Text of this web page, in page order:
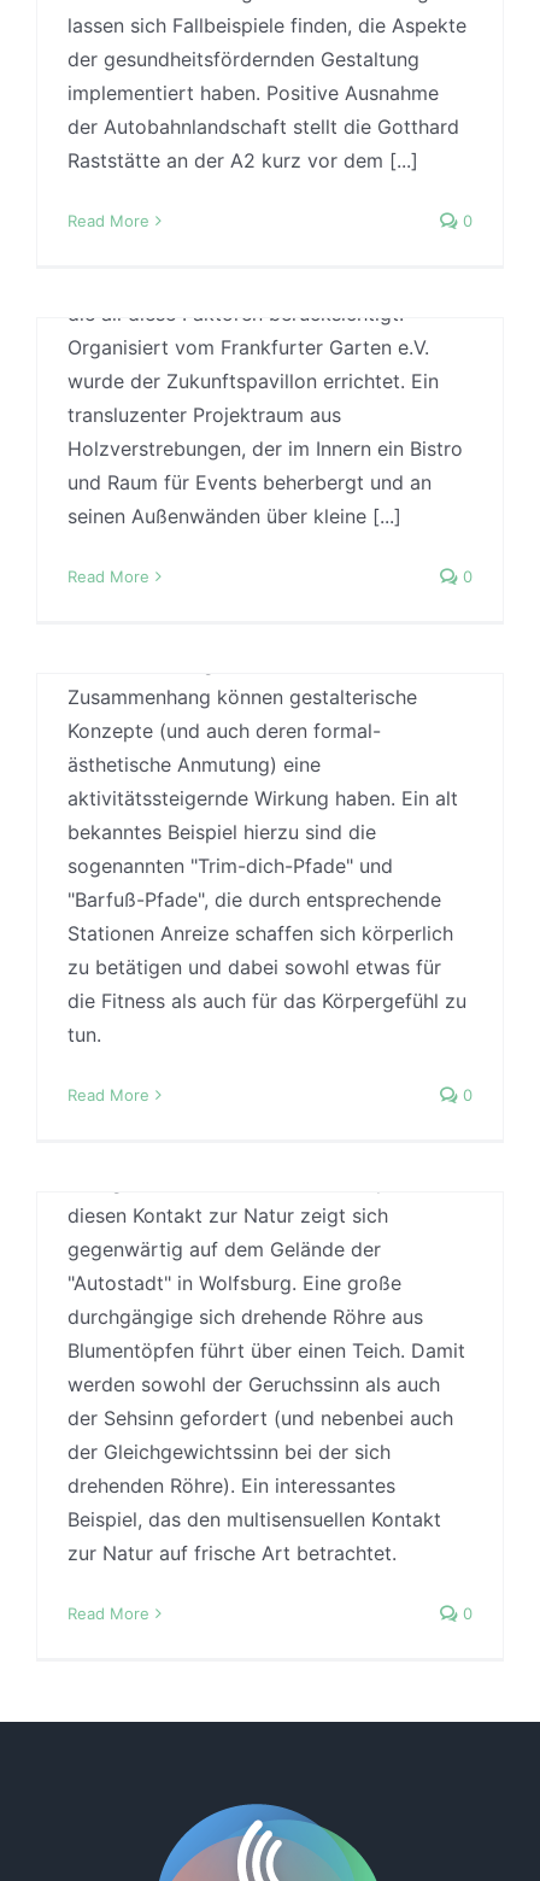
lassen sich Fallbeispiele finden, die Aspekte
der gesundheitsfördernden Gestaltung
implementiert haben. Positive Ausnahme
der Autobahnlandschaft stellt die Gotthard
Raststätte an der A2 kurz vor dem [...]
Read More 0
Meist geht es darum Stress zu reduzieren,
Sozialität zu fördern und das Gefühl von
Sinnhaftigkeit und Verstehbarkeit im Sinne
der Salutogenese (bzw. des sogenannten
durch die frankfurter Innenstadt läuft wird
auf dem Goetheplatz auf ein Konzept
die all diese Faktoren berücksichtigt.
Organisiert vom Frankfurter Garten e.V.
wurde der Zukunftspavillon errichtet. Ein
transluzenter Projektraum aus
Holzverstrebungen, der im Innern ein Bistro
und Raum für Events beherbergt und an
seinen Außenwänden über kleine [...]
Read More 0
Aktivität
ByJonas | 20 May, 2016 | Aktivitätssteigerung,
Studies ,Praxis
Barfuß-Pfad mit Trimm-dich-Elementen in
der rheinlandpfälzischen Kleinstadt Bad
Sobernheim Gesundheitsfördernde
Gestaltung kann im öffentlichen Raum vor
Zusammenhang können gestalterische
Konzepte (und auch deren formal-
ästhetische Anmutung) eine
aktivitätssteigernde Wirkung haben. Ein alt
bekanntes Beispiel hierzu sind die
sogenannten "Trim-dich-Pfade" und
"Barfuß-Pfade", die durch entsprechende
Stationen Anreize schaffen sich körperlich
zu betätigen und dabei sowohl etwas für
die Fitness als auch für das Körpergefühl zu
tun.
Read More 0
Natur für alle Sinne
ByJonas | 17 May, 2016 | Biophilic Design,Case
Studies,Praxis
Ein aktueller Ansatz der
gesundheitsfördernden Gestaltung basiert
diesen Kontakt zur Natur zeigt sich
gegenwärtig auf dem Gelände der
"Autostadt" in Wolfsburg. Eine große
durchgängige sich drehende Röhre aus
Blumentöpfen führt über einen Teich. Damit
werden sowohl der Geruchssinn als auch
der Sehsinn gefordert (und nebenbei auch
der Gleichgewichtssinn bei der sich
drehenden Röhre). Ein interessantes
Beispiel, das den multisensuellen Kontakt
zur Natur auf frische Art betrachtet.
Read More 0